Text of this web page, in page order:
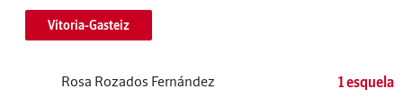
Vitoria-Gasteiz
Rosa Rozados Fernández 1 esquela